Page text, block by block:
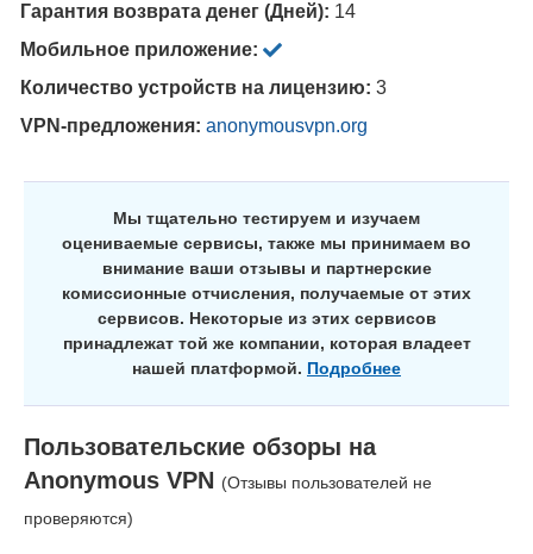
Гарантия возврата денег (Дней): 14
Мобильное приложение:
Количество устройств на лицензию: 3
VPN-предложения: anonymousvpn.org
Мы тщательно тестируем и изучаем
оцениваемые сервисы, также мы принимаем во
внимание ваши отзывы и партнерские
комиссионные отчисления, получаемые от этих
сервисов. Некоторые из этих сервисов
принадлежат той же компании, которая владеет
нашей платформой. Подробнее
Пользовательские обзоры на
Anonymous VPN (Отзывы пользователей не
проверяются)